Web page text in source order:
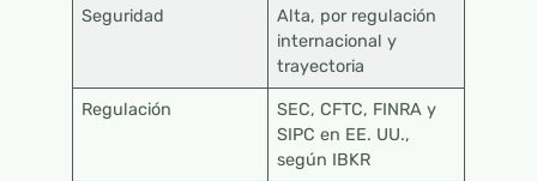
Seguridad
Alta, por regulación
internacional y
trayectoria
Regulación
SEC, CFTC, FINRA y
SIPC en EE. UU.,
según IBKR